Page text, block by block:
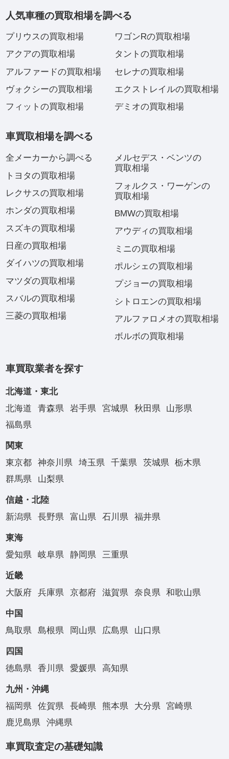
人気車種の買取相場を調べる
プリウスの買取相場
アクアの買取相場
アルファードの買取相場
ヴォクシーの買取相場
フィットの買取相場
ワゴンRの買取相場
タントの買取相場
セレナの買取相場
エクストレイルの買取相場
デミオの買取相場
車買取相場を調べる
全メーカーから調べる
トヨタの買取相場
レクサスの買取相場
ホンダの買取相場
スズキの買取相場
日産の買取相場
ダイハツの買取相場
マツダの買取相場
スバルの買取相場
三菱の買取相場
メルセデス・ベンツの
買取相場
フォルクス・ワーゲンの
買取相場
BMWの買取相場
アウディの買取相場
ミニの買取相場
ポルシェの買取相場
プジョーの買取相場
シトロエンの買取相場
アルファロメオの買取相場
ボルボの買取相場
車買取業者を探す
北海道・東北
北海道
青森県 岩手県 宮城県 秋田県
山形県
福島県
関東
東京都
神奈川県 埼玉県 千葉県 茨城県
栃木県
群馬県
山梨県
信越・北陸
新潟県
長野県 富山県 石川県 福井県
東海
愛知県
岐阜県 静岡県 三重県
近畿
大阪府
兵庫県 京都府 滋賀県 奈良県 和歌山県
中国
鳥取県
島根県 岡山県 広島県 山口県
四国
徳島県
香川県 愛媛県 高知県
九州・沖縄
福岡県
佐賀県 長崎県 熊本県 大分県
宮崎県
鹿児島県
沖縄県
車買取査定の基礎知識